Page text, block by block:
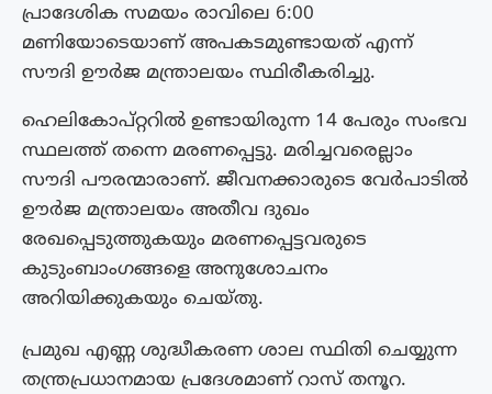
പ്രാദേശിക സമയം രാവിലെ 6:00
മണിയോടെയാണ് അപകടമുണ്ടായത് എന്ന്
സൗദി ഊർജ മന്ത്രാലയം സ്ഥിരീകരിച്ചു.
ഹെലികോപ്റ്ററിൽ ഉണ്ടായിരുന്ന 14 പേരും സംഭവ
സ്ഥലത്ത് തന്നെ മരണപ്പെട്ടു. മരിച്ചവരെല്ലാം
സൗദി പൗരന്മാരാണ്. ജീവനക്കാരുടെ വേർപാടിൽ
ഊർജ മന്ത്രാലയം അതീവ ദുഖം
രേഖപ്പെടുത്തുകയും മരണപ്പെട്ടവരുടെ
കുടുംബാംഗങ്ങളെ അനുശോചനം
അറിയിക്കുകയും ചെയ്തു.
പ്രമുഖ എണ്ണ ശുദ്ധീകരണ ശാല സ്ഥിതി ചെയ്യുന്ന
തന്ത്രപ്രധാനമായ പ്രദേശമാണ് റാസ് തനൂറ.